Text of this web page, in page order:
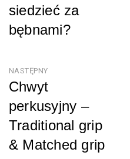
siedzieć za
bębnami?
NASTĘPNY
Chwyt
perkusyjny –
Traditional grip
& Matched grip